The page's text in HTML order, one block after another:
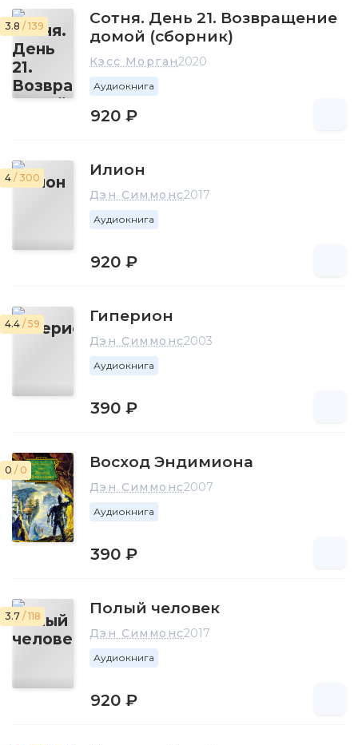
3.8 / 139
Сотня. День 21. Возвращение
домой (сборник)
Кэсс Морган2020
Аудиокнига
920 ₽
4 / 300 Илион
Дэн Симмонс2017
Аудиокнига
920 ₽
4.4 / 59 Гиперион
Дэн Симмонс2003
Аудиокнига
390 ₽
0 / 0 Восход Эндимиона
Дэн Симмонс2007
Аудиокнига
390 ₽
3.7 / 118 Полый человек
Дэн Симмонс2017
Аудиокнига
920 ₽